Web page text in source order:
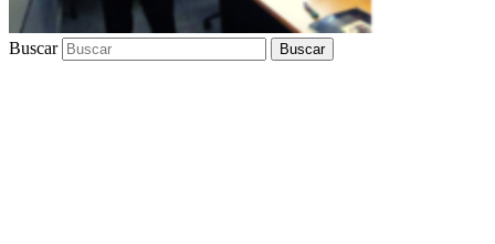
Buscar